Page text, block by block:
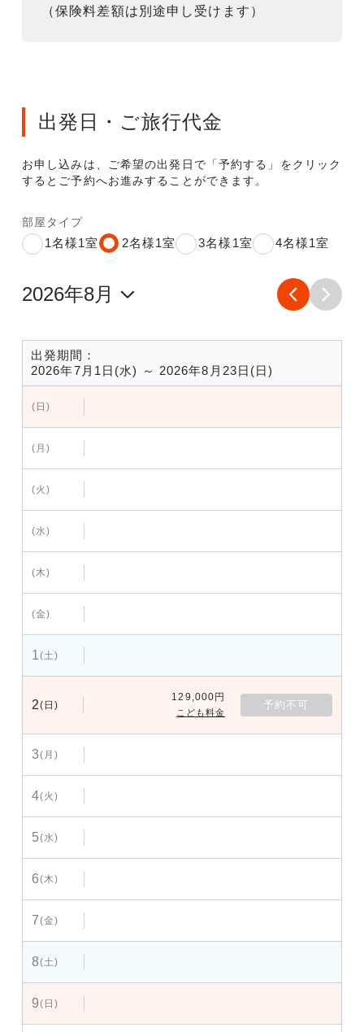
（保険料差額は別途申し受けます）
出発日・ご旅行代金
お申し込みは、ご希望の出発日で「予約する」をクリック
するとご予約へお進みすることができます。
部屋タイプ
1名様1室 2名様1室 3名様1室 4名様1室
出発期間：
2026年7月1日(水) ～ 2026年8月23日(日)
(日)
(月)
(火)
(水)
(木)
(金)
1(土)
2(日)
129,000円
こども料金
予約不可
3(月)
4(火)
5(水)
6(木)
7(金)
8(土)
9(日)